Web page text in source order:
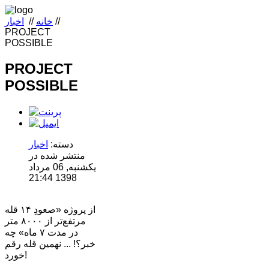
خانه // اخبار
//
PROJECT
POSSIBLE
PROJECT
POSSIBLE
دسته: اخبار
منتشر شده در
یکشنبه, 06 مرداد
1398 21:44
از پروژه «صعودِ ۱۴ قله
مرتفع‌تر از ۸۰۰۰ متر
در مدت ۷ ماه» چه
خبر؟! ... نهمین قله رقم
خورد!